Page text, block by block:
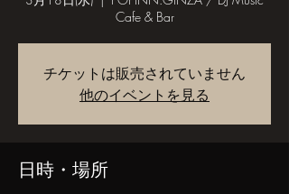
Cafe & Bar
チケットは販売されていません
他のイベントを見る
日時・場所